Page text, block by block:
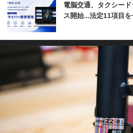
電脳交通、タクシー
ス開始...法定11項目